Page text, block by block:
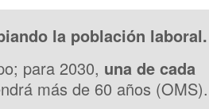
la población laboral.
para 2030, una de cada
más de 60 años (OMS).